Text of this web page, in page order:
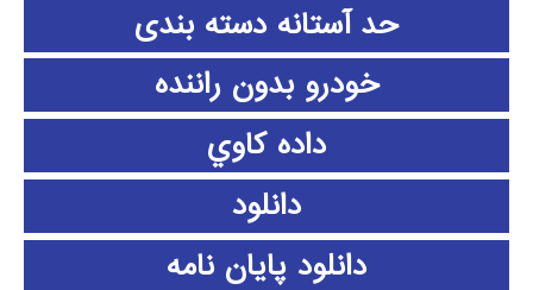
حد آستانه دسته بندی
خودرو بدون راننده
داده كاوي
دانلود
دانلود پايان نامه